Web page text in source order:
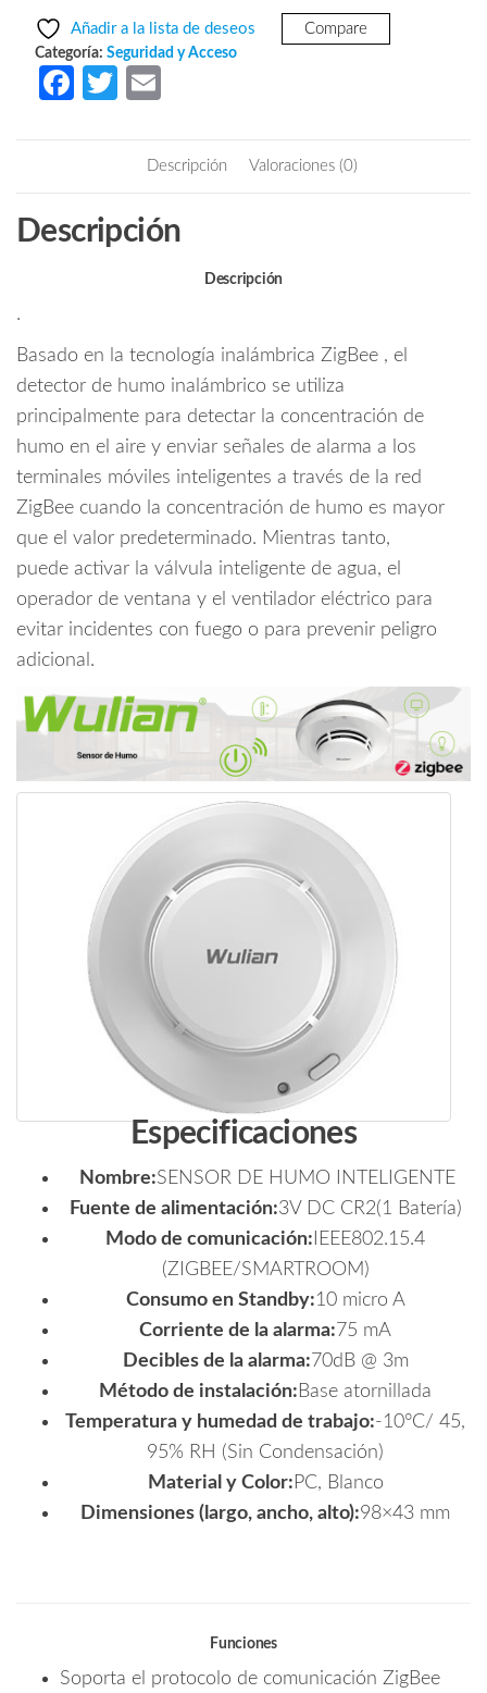
$2,107.72.$1,261.43.
Sensor
de
Humo
Vincular
Liberar
o
cerrar
Agua
en
la
Zona
del
Añadir a la lista de deseos Compare
Categoría: Seguridad y Acceso
Fa
o
T
itt
ail
Descripción Valoraciones (0)
Descripción
Descripción
.
Basado en la tecnología inalámbrica ZigBee , el
detector de humo inalámbrico se utiliza
principalmente para detectar la concentración de
humo en el aire y enviar señales de alarma a los
terminales móviles inteligentes a través de la red
ZigBee cuando la concentración de humo es mayor
que el valor predeterminado. Mientras tanto,
puede activar la válvula inteligente de agua, el
operador de ventana y el ventilador eléctrico para
evitar incidentes con fuego o para prevenir peligro
adicional.
Especificaciones
Nombre:SENSOR DE HUMO INTELIGENTE
Fuente de alimentación:3V DC CR2(1 Batería)
Modo de comunicación: IEEE802.15.4
(ZIGBEE/SMARTROOM)
Consumo en Standby:10 micro A
Corriente de la alarma:75 mA
Decibles de la alarma:70dB @ 3m
Método de instalación:Base atornillada
Temperatura y humedad de trabajo:-10°C/ 45,
95% RH (Sin Condensación)
Material y Color:PC, Blanco
Dimensiones (largo, ancho, alto):98×43 mm
Funciones
Soporta el protocolo de comunicación ZigBee